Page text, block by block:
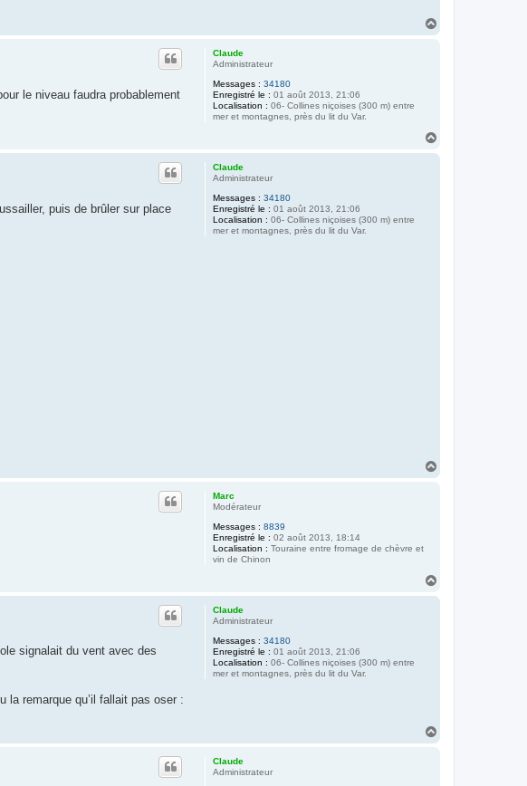
Claude
Administrateur
Messages : 34180
Enregistré le : 01 août 2013, 21:06
Localisation : 06- Collines niçoises (300 m) entre
mer et montagnes, près du lit du Var.
le niveau faudra probablement
Claude
Administrateur
Messages : 34180
Enregistré le : 01 août 2013, 21:06
Localisation : 06- Collines niçoises (300 m) entre
mer et montagnes, près du lit du Var.
puis de brûler sur place
Marc
Modérateur
Messages : 8839
Enregistré le : 02 août 2013, 18:14
Localisation : Touraine entre fromage de chèvre et
vin de Chinon
Claude
Administrateur
Messages : 34180
Enregistré le : 01 août 2013, 21:06
Localisation : 06- Collines niçoises (300 m) entre
mer et montagnes, près du lit du Var.
signalait du vent avec des
la remarque qu’il fallait pas oser :
Claude
Administrateur